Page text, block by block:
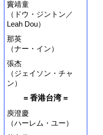
竇靖童
（ドウ・ジントン／
Leah Dou）
那英
（ナー・イン）
張杰
（ジェイソン・チャ
ン）
= 香港台湾 =
庾澄慶
（ハーレム・ユー）